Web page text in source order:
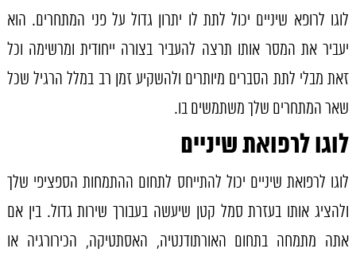
לוגו לרופא שיניים יכול לתת לו יתרון גדול על פני המתחרים. הוא
יעביר את המסר אותו תרצה להעביר בצורה ייחודית ומרשימה וכל
זאת מבלי לתת הסברים מיותרים ולהשקיע זמן רב במלל הרגיל שכל
שאר המתחרים שלך משתמשים בו.
לוגו לרפואת שיניים
לוגו לרפואת שיניים יכול להתייחס לתחום ההתמחות הספציפי שלך
ולהציג אותו בעזרת סמל קטן שיעשה בעבורך שירות גדול. בין אם
אתה מתמחה בתחום האורתודנטיה, האסתטיקה, הכירורגיה או